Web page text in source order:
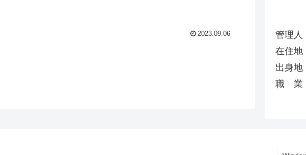
2023.09.06
管理人
在住地
出身地
職 業